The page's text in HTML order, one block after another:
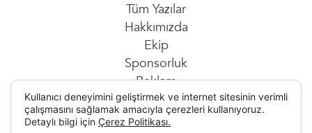
Tüm Yazılar
Hakkımızda
Ekip
Sponsorluk
Reklam
İletişim
Kullanıcı deneyimini geliştirmek ve internet sitesinin verimli
çalışmasını sağlamak amacıyla çerezleri kullanıyoruz.
Detaylı bilgi için Çerez Politikası.